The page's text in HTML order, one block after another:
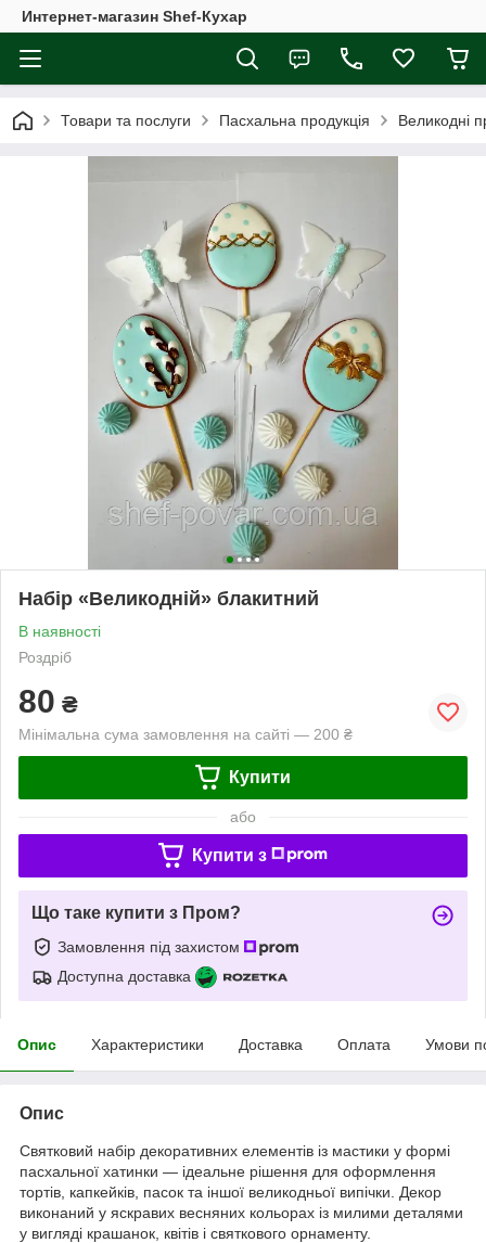
Интернет-магазин Shef-Кухар
Товари та послуги Пасхальна продукція Великодні
Набір «Великодній» блакитний
В наявності
Роздріб
80 ₴
Мінімальна сума замовлення на сайті — 200 ₴
Купити
або
Купити з
Що таке купити з Пром?
Замовлення під захистом
Доступна доставка
Опис Характеристики Доставка Оплата Умови
Опис
Святковий набір декоративних елементів із мастики у формі
пасхальної хатинки — ідеальне рішення для оформлення
тортів, капкейків, пасок та іншої великодньої випічки. Декор
виконаний у яскравих весняних кольорах із милими деталями
у вигляді крашанок, квітів і святкового орнаменту.